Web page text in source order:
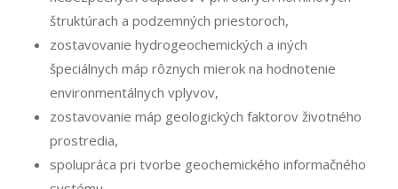
štruktúrach a podzemných priestoroch,
zostavovanie hydrogeochemických a iných
špeciálnych máp rôznych mierok na hodnotenie
environmentálnych vplyvov,
zostavovanie máp geologických faktorov životného
prostredia,
spolupráca pri tvorbe geochemického informačného